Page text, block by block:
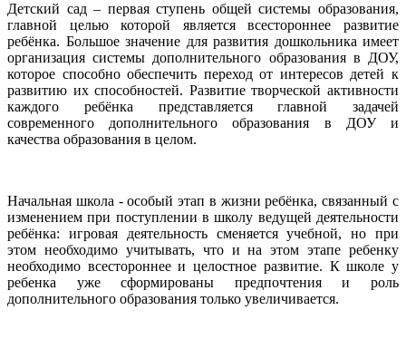
Детский сад – первая ступень общей системы образования,
главной целью которой является всестороннее развитие
ребёнка. Большое значение для развития дошкольника имеет
организация системы дополнительного образования в ДОУ,
которое способно обеспечить переход от интересов детей к
развитию их способностей. Развитие творческой активности
каждого ребёнка представляется главной задачей
современного дополнительного образования в ДОУ и
качества образования в целом.
Начальная школа - особый этап в жизни ребёнка, связанный с
изменением при поступлении в школу ведущей деятельности
ребёнка: игровая деятельность сменяется учебной, но при
этом необходимо учитывать, что и на этом этапе ребенку
необходимо всестороннее и целостное развитие. К школе у
ребенка уже сформированы предпочтения и роль
дополнительного образования только увеличивается.